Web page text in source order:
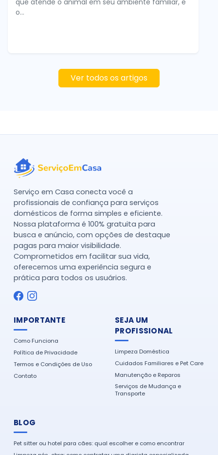
o...
Ver todos os artigos
Serviço em Casa conecta você a
profissionais de confiança para serviços
domésticos de forma simples e eficiente.
Nossa plataforma é 100% gratuita para
busca e anúncio, com opções de destaque
pagas para maior visibilidade.
Comprometidos em facilitar sua vida,
oferecemos uma experiência segura e
prática para todos os usuários.
IMPORTANTE
Como Funciona
Política de Privacidade
Termos e Condições de Uso
Contato
SEJA UM
PROFISSIONAL
Limpeza Doméstica
Cuidados Familiares e Pet Care
Manutenção e Reparos
Serviços de Mudança e
Transporte
BLOG
Pet sitter ou hotel para cães: qual escolher e como encontrar